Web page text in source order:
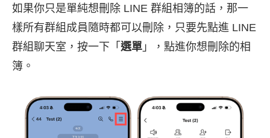
如果你只是單純想刪除 LINE 群組相簿的話，那一
樣所有群組成員隨時都可以刪除，只要先點進 LINE
群組聊天室，按一下「 選單 」，點進你想刪除的相
簿。